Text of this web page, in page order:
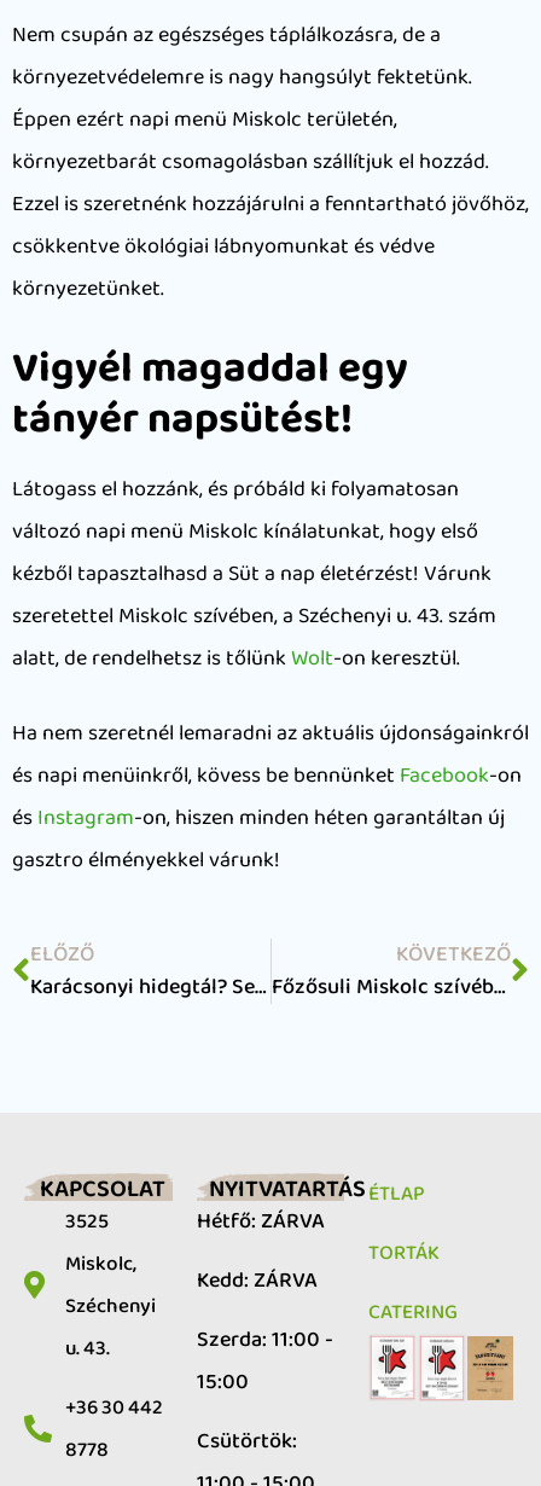
Nem csupán az egészséges táplálkozásra, de a
környezetvédelemre is nagy hangsúlyt fektetünk.
Éppen ezért napi menü Miskolc területén,
környezetbarát csomagolásban szállítjuk el hozzád.
Ezzel is szeretnénk hozzájárulni a fenntartható jövőhöz,
csökkentve ökológiai lábnyomunkat és védve
környezetünket.
Vigyél magaddal egy
tányér napsütést!
Látogass el hozzánk, és próbáld ki folyamatosan
változó napi menü Miskolc kínálatunkat, hogy első
kézből tapasztalhasd a Süt a nap életérzést! Várunk
szeretettel Miskolc szívében, a Széchenyi u. 43. szám
alatt, de rendelhetsz is tőlünkWolt-on keresztül.
Ha nem szeretnél lemaradni az aktuális újdonságainkról
és napi menüinkről, kövess be bennünket Facebook-on
ésInstagram-on, hiszen minden héten garantáltan új
gasztro élményekkel várunk!
ELŐZŐ
Karácsonyi hidegtál? Segítünk elhozni a Süt a Nap életérzést otthonodba!
KÖVETKEZŐ
Főzősuli Miskolc szívében: fedezd fel a vegán és gluténmentes konyha szépségeit!
KAPCSOLAT
3525
Miskolc,
Széchenyi
u. 43.
+36 30 442
8778
NYITVATARTÁS
Hétfő: ZÁRVA
Kedd: ZÁRVA
Szerda: 11:00 -
15:00
Csütörtök:
ÉTLAP
TORTÁK
CATERING